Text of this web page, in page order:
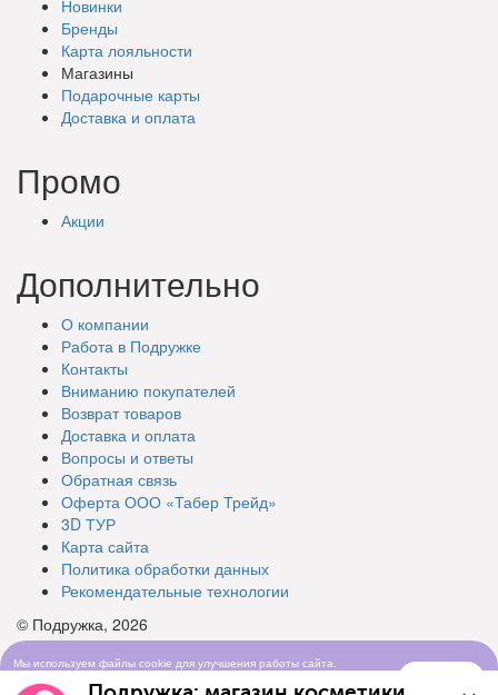
Новинки
Бренды
Карта лояльности
Магазины
Подарочные карты
Доставка и оплата
Промо
Акции
Дополнительно
О компании
Работа в Подружке
Контакты
Вниманию покупателей
Возврат товаров
Доставка и оплата
Вопросы и ответы
Обратная связь
Оферта ООО «Табер Трейд»
3D ТУР
Карта сайта
Политика обработки данных
Рекомендательные технологии
© Подружка, 2026
Мы используем файлы cookie для улучшения работы сайта.